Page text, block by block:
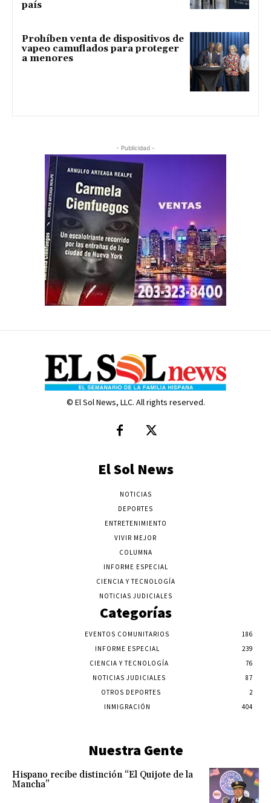
país
Prohíben venta de dispositivos de
vapeo camuflados para proteger
a menores
- Publicidad -
© El Sol News, LLC. All rights reserved.
El Sol News
NOTICIAS
DEPORTES
ENTRETENIMIENTO
VIVIR MEJOR
COLUMNA
INFORME ESPECIAL
CIENCIA Y TECNOLOGÍA
NOTICIAS JUDICIALES
Categorías
EVENTOS COMUNITARIOS
186
INFORME ESPECIAL
239
CIENCIA Y TECNOLOGÍA
76
NOTICIAS JUDICIALES
87
OTROS DEPORTES
2
INMIGRACIÓN
404
Nuestra Gente
Hispano recibe distinción “El Quijote de la
Mancha”